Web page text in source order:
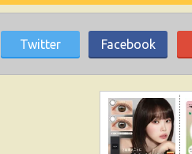
Twitter Facebook